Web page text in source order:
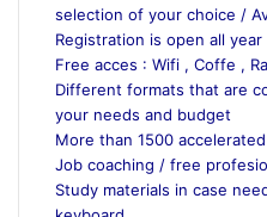
selection of your choice /
Registration is open all year
Free acces : Wifi , Coffe ,
Different formats that are
your needs and budget
More than 1500
Job coaching / free
Study materials in case